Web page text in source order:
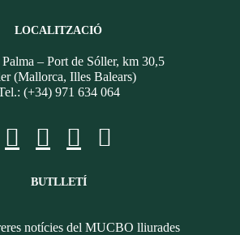
LOCALITZACIÓ
Palma – Port de Sóller, km 30,5
(Mallorca, Illes Balears)
(+34) 971 634 064
BUTLLETÍ
notícies del MUCBO lliurades